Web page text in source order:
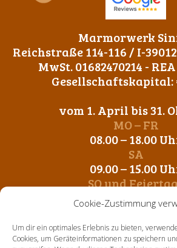
Cookie-Zustimmung
Um dir ein optimales Erlebnis zu bieten,
Cookies, um Geräteinformationen zu speichern
Marmorwerk
Reichstraße 114-116 / I-
MwSt. 01682470214 -
Gesellschaftskapital:
vom 1. April bis 31.
MO – FR
08.00 – 18.00
SA
09.00 – 15.00
SO und
Geschlossen
vom 1. November bis
MO – FR